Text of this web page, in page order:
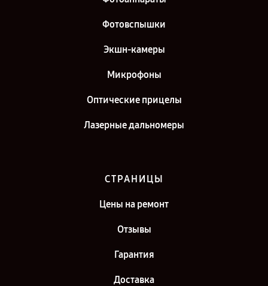
Фотовспышки
Экшн-камеры
Микрофоны
Оптические прицелы
Лазерные дальномеры
СТРАНИЦЫ
Цены на ремонт
Отзывы
Гарантия
Доставка